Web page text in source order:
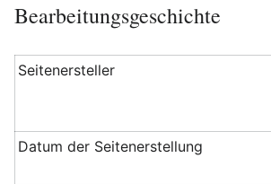
Bearbeitungsgeschichte
Seitenersteller
Datum der Seitenerstellung